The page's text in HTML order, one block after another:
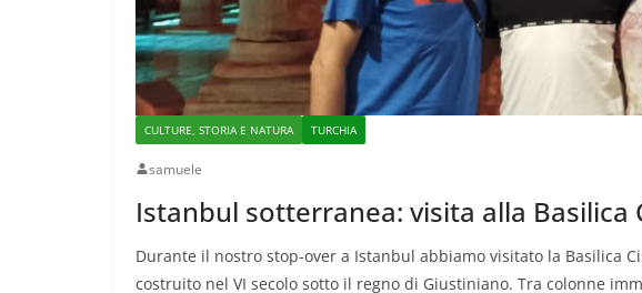
CULTURE, STORIA E NATURA TURCHIA
samuele
Istanbul sotterranea: visita alla Basilica
Durante il nostro stop-over a Istanbul abbiamo visitato la Basilica
costruito nel VI secolo sotto il regno di Giustiniano. Tra colonne